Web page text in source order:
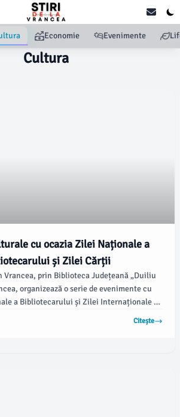
Economie Evenimente
Cultura
cu ocazia Zilei Naționale a
și Zilei Cărții
Vrancea, prin Biblioteca Județeană „Duiliu
organizează o serie de evenimente cu
a Bibliotecarului și Zilei Internaționale a
Activitățile se vor desfășura în cadrul
în Vrancea și vor include prezentări și
Citește